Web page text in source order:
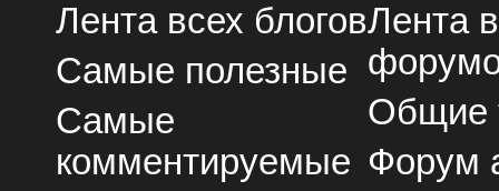
Лента всех блогов
Самые полезные
Самые
комментируемые
Лента
Общие
Форум